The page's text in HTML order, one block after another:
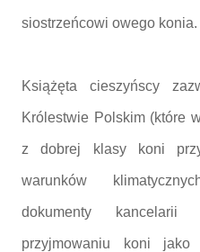
siostrzeńcowi owego konia.
Książęta cieszyńscy
Królestwie Polskim (które
z dobrej klasy koni
warunków
dokumenty
przyjmowaniu koni